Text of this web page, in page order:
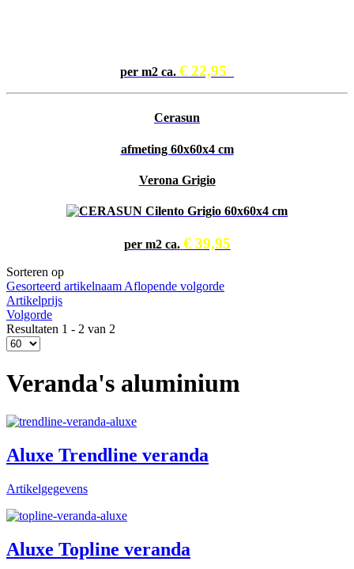
per m2 ca. € 22,95
Cerasun
afmeting 60x60x4 cm
Verona Grigio
per m2 ca. € 39,95
Sorteren op
Gesorteerd artikelnaam Aflopende volgorde
Artikelprijs
Volgorde
Resultaten 1 - 2 van 2
Veranda's aluminium
Aluxe Trendline veranda
Artikelgegevens
Aluxe Topline veranda